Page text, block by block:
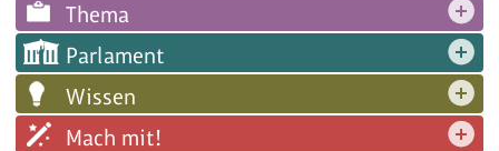
Thema
Parlament
Wissen
Mach mit!